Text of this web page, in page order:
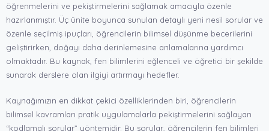
öğrenmelerini ve pekiştirmelerini sağlamak amacıyla özenle
hazırlanmıştır. Üç ünite boyunca sunulan detaylı yeni nesil sorular ve
özenle seçilmiş ipuçları, öğrencilerin bilimsel düşünme becerilerini
geliştirirken, doğayı daha derinlemesine anlamalarına yardımcı
olmaktadır. Bu kaynak, fen bilimlerini eğlenceli ve öğretici bir şekilde
sunarak derslere olan ilgiyi artırmayı hedefler.
Kaynağımızın en dikkat çekici özelliklerinden biri, öğrencilerin
bilimsel kavramları pratik uygulamalarla pekiştirmelerini sağlayan
“kodlamalı sorular” yöntemidir. Bu sorular, öğrencilerin fen bilimleri